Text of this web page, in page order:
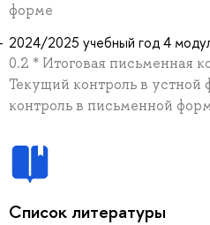
форме
2024/2025 учебный год 4
0.2 * Итоговая письменная
Текущий контроль в
контроль в письменной
Список литературы